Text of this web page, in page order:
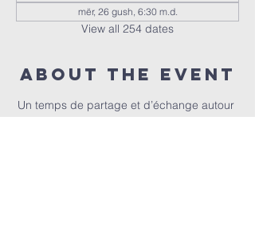
mër, 26 gush, 6:30 m.d.
View all 254 dates
About the event
Un temps de partage et d’échange autour